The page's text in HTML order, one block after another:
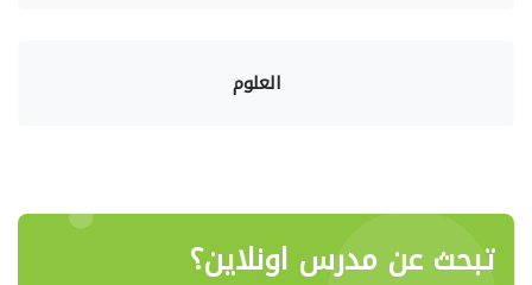
العلوم
تبحث عن مدرس اونلاين؟